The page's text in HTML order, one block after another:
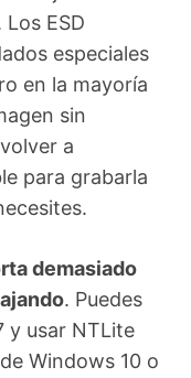
Los ESD
especiales
en la mayoría
sin
a
para grabarla
demasiado
. Puedes
y usar NTLite
Windows 10 o